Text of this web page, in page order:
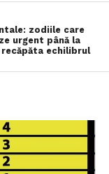
zodiile care
urgent până la
echilibrul